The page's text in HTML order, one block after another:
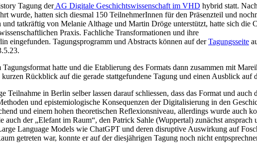
Tagung derAG Digitale Geschichtswissenschaft im VHD hybrid statt.
wurde, hatten sich diesmal 150 TeilnehmerInnen für den Präsenzteil und
tatkräftig von Melanie Althage und Martin Dröge unterstützt, hatte sich
Praxis. Fachliche Transformationen und ihre
eingefunden. Tagungsprogramm und Abstracts können auf derTagungsseite
hatte und die Etablierung des Formats dann zusammen mit
Rückblick auf die gerade stattgefundene Tagung und einen Ausblick auf
Teilnahme in Berlin selber lassen darauf schliessen, dass das Format und
und epistemiologische Konsequenzen der Digitalisierung in den
und einem hohen theoretischen Reflexionsniveau, allerdings wurde auch
auch der „Elefant im Raum“, den Patrick Sahle (Wuppertal) zunächst
Language Models wie ChatGPT und deren disruptive Auswirkung auf
getreten war, konnte er auf der diesjährigen Tagung noch nicht